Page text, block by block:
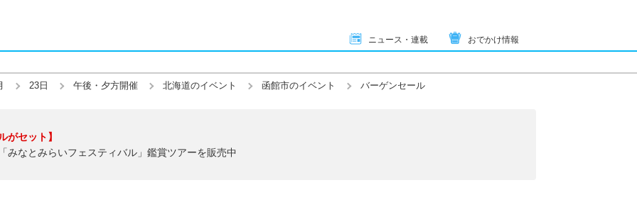
ニュース・連載 おでかけ情報
23日 午後・夕方開催 北海道のイベント 函館市のイベント バーゲンセール
がセット】
みなとみらいフェスティバル」鑑賞ツアーを販売中